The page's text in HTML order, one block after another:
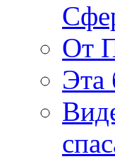
От
Эта